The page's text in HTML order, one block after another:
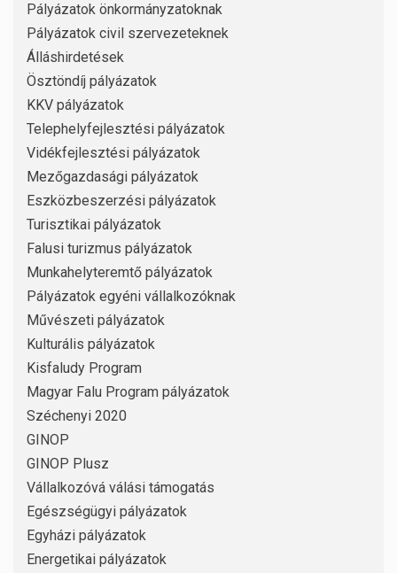
Pályázatok önkormányzatoknak
Pályázatok civil szervezeteknek
Álláshirdetések
Ösztöndíj pályázatok
KKV pályázatok
Telephelyfejlesztési pályázatok
Vidékfejlesztési pályázatok
Mezőgazdasági pályázatok
Eszközbeszerzési pályázatok
Turisztikai pályázatok
Falusi turizmus pályázatok
Munkahelyteremtő pályázatok
Pályázatok egyéni vállalkozóknak
Művészeti pályázatok
Kulturális pályázatok
Kisfaludy Program
Magyar Falu Program pályázatok
Széchenyi 2020
GINOP
GINOP Plusz
Vállalkozóvá válási támogatás
Egészségügyi pályázatok
Egyházi pályázatok
Energetikai pályázatok